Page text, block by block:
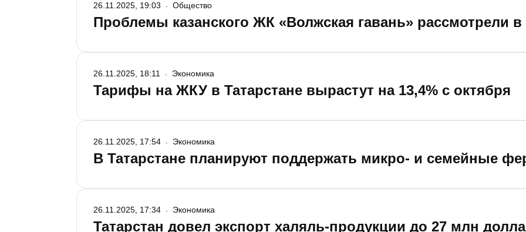
Проблемы казанского ЖК «Волжская гавань» рассмотрели в
26.11.2025, 19:03 Общество
Тарифы на ЖКУ в Татарстане вырастут на 13,4% с октября
26.11.2025, 18:11 Экономика
В Татарстане планируют поддержать микро- и семейные
26.11.2025, 17:54 Экономика
Татарстан довел экспорт халяль-продукции до 27 млн
26.11.2025, 17:34 Экономика